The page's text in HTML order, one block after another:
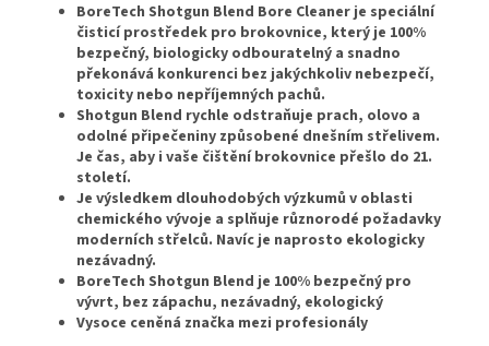
BoreTech Shotgun Blend Bore Cleaner je speciální
čisticí prostředek pro brokovnice, který je 100%
bezpečný, biologicky odbouratelný a snadno
překonává konkurenci bez jakýchkoliv nebezpečí,
toxicity nebo nepříjemných pachů.
Shotgun Blend rychle odstraňuje prach, olovo a
odolné připečeniny způsobené dnešním střelivem.
Je čas, aby i vaše čištění brokovnice přešlo do 21.
století.
Je výsledkem dlouhodobých výzkumů v oblasti
chemického vývoje a splňuje různorodé požadavky
moderních střelců. Navíc je naprosto ekologicky
nezávadný.
BoreTech Shotgun Blend je 100% bezpečný pro
vývrt, bez zápachu, nezávadný, ekologický
Vysoce ceněná značka mezi profesionály